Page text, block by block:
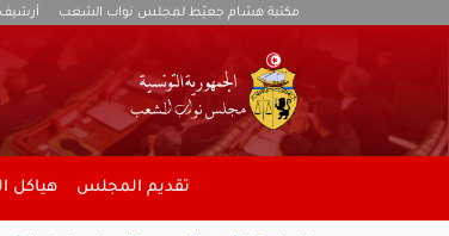
مكتبة هشام جعيّط لمجلس نواب الشعب أرشيف
تقديم المجلس هياكل